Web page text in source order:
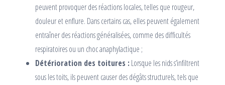
peuvent provoquer des réactions locales, telles que rougeur,
douleur et enflure. Dans certains cas, elles peuvent également
entraîner des réactions généralisées, comme des difficultés
respiratoires ou un choc anaphylactique ;
Détérioration des toitures : Lorsque les nids s’infiltrent
sous les toits, ils peuvent causer des dégâts structurels, tels que